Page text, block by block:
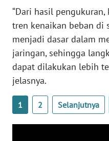
“Dari hasil
tren kenaikan beban di
menjadi dasar dalam
jaringan, sehingga
dapat dilakukan lebih
jelasnya.
1 2 Selanjutnya
JOGJA
WN
JATIM